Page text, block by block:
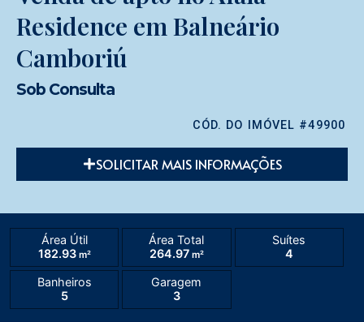
Residence em Balneário
Camboriú
Sob Consulta
CÓD. DO IMÓVEL #49900
SOLICITAR MAIS INFORMAÇÕES
Área Útil
182.93m²
Área Total
264.97m²
Suítes
4
Banheiros
5
Garagem
3